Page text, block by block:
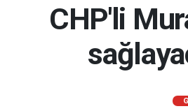
CHP'li